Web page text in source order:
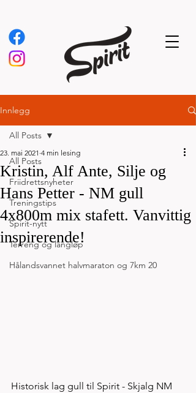
Innlegg
All Posts
Friidrettsnyheter
Treningstips
Spirit-nytt
Terreng og langløp
Hålandsvannet halvmaraton og 7km 20
All Posts
Kristin, Alf Ante, Silje og
Hans Petter - NM gull
4x800m mix stafett. Vanvittig
inspirerende!
23. mai 2021 4 min lesing
Historisk lag gull til Spirit - Skjalg NM